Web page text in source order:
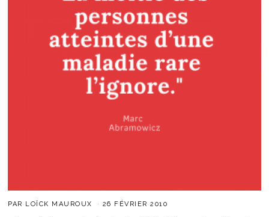
PAR LOÏCK MAUROUX 26 FÉVRIER 2010